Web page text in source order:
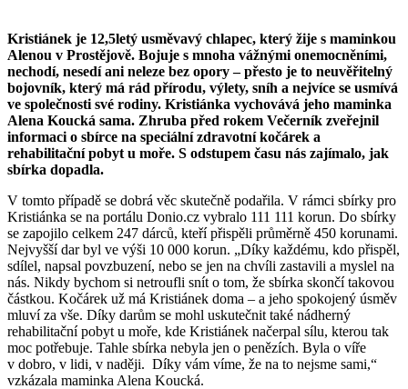
Kristiánek je 12,5letý usměvavý chlapec, který žije s maminkou
Alenou v Prostějově. Bojuje s mnoha vážnými onemocněními,
nechodí, nesedí ani neleze bez opory – přesto je to neuvěřitelný
bojovník, který má rád přírodu, výlety, sníh a nejvíce se usmívá
ve společnosti své rodiny. Kristiánka vychovává jeho maminka
Alena Koucká sama. Zhruba před rokem Večerník zveřejnil
informaci o sbírce na speciální zdravotní kočárek a
rehabilitační pobyt u moře. S odstupem času nás zajímalo, jak
sbírka dopadla.
V tomto případě se dobrá věc skutečně podařila. V rámci sbírky pro
Kristiánka se na portálu Donio.cz vybralo 111 111 korun. Do sbírky
se zapojilo celkem 247 dárců, kteří přispěli průměrně 450 korunami.
Nejvyšší dar byl ve výši 10 000 korun. „Díky každému, kdo přispěl,
sdílel, napsal povzbuzení, nebo se jen na chvíli zastavili a myslel na
nás. Nikdy bychom si netroufli snít o tom, že sbírka skončí takovou
částkou. Kočárek už má Kristiánek doma – a jeho spokojený úsměv
mluví za vše. Díky darům se mohl uskutečnit také nádherný
rehabilitační pobyt u moře, kde Kristiánek načerpal sílu, kterou tak
moc potřebuje. Tahle sbírka nebyla jen o penězích. Byla o víře
v dobro, v lidi, v naději. Díky vám víme, že na to nejsme sami,“
vzkázala maminka Alena Koucká.